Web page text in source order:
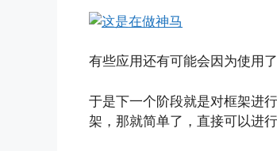
有些应用还有可能会因为使用
于是下一个阶段就是对框架进
架，那就简单了，直接可以进行